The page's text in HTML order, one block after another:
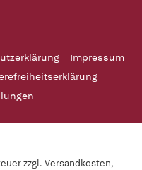
Impressum
zzgl. Versandkosten,